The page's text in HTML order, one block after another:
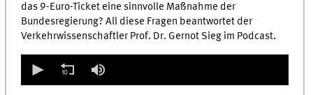
das 9-Euro-Ticket eine sinnvolle Maßnahme der
Bundesregierung? All diese Fragen beantwortet der
Verkehrwissenschaftler Prof. Dr. Gernot Sieg im Podcast.
seconds